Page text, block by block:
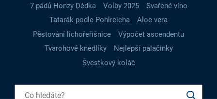
7 pádů Honzy Dědka
Volby 2025
Svařené víno
Tatarák podle Pohlreicha
Aloe vera
Pěstování lichořeřišnice
Výpočet ascendentu
Tvarohové knedlíky
Nejlepší palačinky
Švestkový koláč